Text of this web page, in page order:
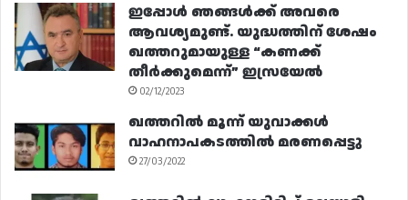
ഇപ്പോൾ ഞങ്ങൾക്ക് അവരെ
ആവശ്യമുണ്ട്. യുദ്ധത്തിന് ശേഷം
ഖത്തറുമായുള്ള “കണക്ക്
തീർക്കുമെന്ന്” ഇസ്രയേൽ
02/12/2023
ഖത്തറിൽ മൂന്ന് യുവാക്കൾ
വാഹനാപകടത്തിൽ മരണപ്പെട്ടു
27/03/2022